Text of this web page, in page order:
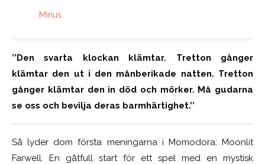
Minus
’’Den svarta klockan klämtar. Tretton gånger
klämtar den ut i den månberikade natten. Tretton
gånger klämtar den in död och mörker. Må gudarna
se oss och bevilja deras barmhärtighet.’’
Så lyder dom första meningarna i Momodora: Moonlit
Farwell. En gåtfull start för ett spel med en mystisk